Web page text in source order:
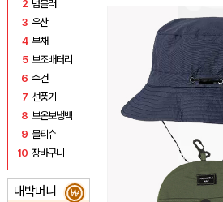
2 텀블러
3 우산
4 부채
5 보조배터리
6 수건
7 선풍기
8 보온보냉백
9 물티슈
10 장바구니
대박머니 ₩